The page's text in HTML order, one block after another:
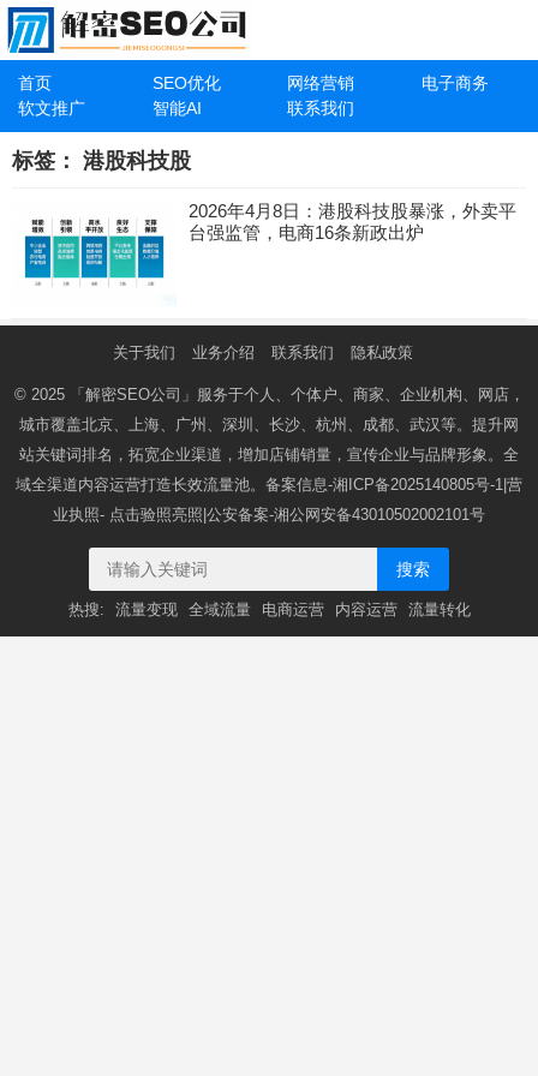
首页 SEO优化 网络营销
电子商务
软文推广
智能AI 联系我们
标签： 港股科技股
2026年4月8日：港股科技股暴涨，外卖平
台强监管，电商16条新政出炉
关于我们 业务介绍 联系我们 隐私政策
© 2025 「解密SEO公司」 服务于个人、个体户、商家、企业机构、网店，
城市覆盖北京、上海、广州、深圳、长沙、杭州、成都、武汉等。提升网
站关键词排名，拓宽企业渠道，增加店铺销量，宣传企业与品牌形象。全
域全渠道内容运营打造长效流量池。备案信息-湘ICP备2025140805号-1 |营
业执照- 点击验照亮照 |公安备案-湘公网安备43010502002101号
搜索
热搜: 流量变现 全域流量 电商运营 内容运营 流量转化